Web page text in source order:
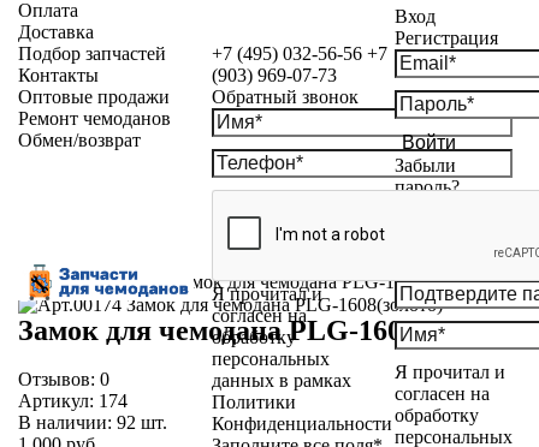
+7 (495) 032-56-56 +7
(903) 969-07-73
Обратный звонок
Я прочитал и
согласен на
обработку
персональных
данных в рамках
Политики
Конфиденциальности
Вход
Регистрация
Войти
Забыли
пароль?
Я прочитал и
согласен на
обработку
персональных
Оплата
Доставка
Подбор запчастей
Контакты
Оптовые продажи
Ремонт чемоданов
Обмен/возврат
Каталог»Замки»Замок для чемодана PLG-1608
Замок для чемодана PLG-1608
Отзывов: 0
Артикул: 174
В наличии: 92 шт.